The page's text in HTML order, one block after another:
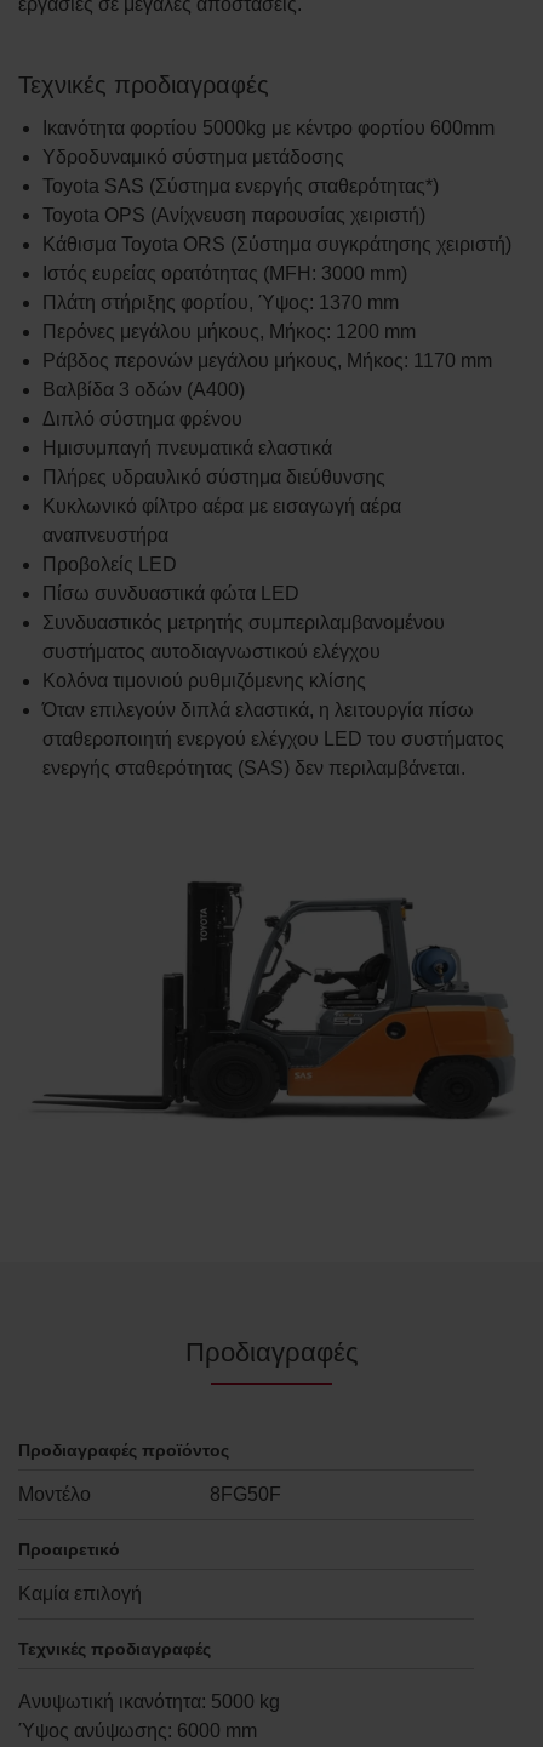
Τεχνικές προδιαγραφές
Ικανότητα φορτίου 5000kg με κέντρο φορτίου 600mm
Υδροδυναμικό σύστημα μετάδοσης
Toyota SAS (Σύστημα ενεργής σταθερότητας*)
Toyota OPS (Ανίχνευση παρουσίας χειριστή)
Κάθισμα Toyota ORS (Σύστημα συγκράτησης χειριστή)
Ιστός ευρείας ορατότητας (MFH: 3000 mm)
Πλάτη στήριξης φορτίου, Ύψος: 1370 mm
Περόνες μεγάλου μήκους, Μήκος: 1200 mm
Ράβδος περονών μεγάλου μήκους, Μήκος: 1170 mm
Βαλβίδα 3 οδών (A400)
Διπλό σύστημα φρένου
Ημισυμπαγή πνευματικά ελαστικά
Πλήρες υδραυλικό σύστημα διεύθυνσης
Κυκλωνικό φίλτρο αέρα με εισαγωγή αέρα
αναπνευστήρα
Προβολείς LED
Πίσω συνδυαστικά φώτα LED
Συνδυαστικός μετρητής συμπεριλαμβανομένου
συστήματος αυτοδιαγνωστικού ελέγχου
Κολόνα τιμονιού ρυθμιζόμενης κλίσης
Όταν επιλεγούν διπλά ελαστικά, η λειτουργία πίσω
σταθεροποιητή ενεργού ελέγχου LED του συστήματος
ενεργής σταθερότητας (SAS) δεν περιλαμβάνεται.
Προδιαγραφές
Προδιαγραφές προϊόντος
Μοντέλο 8FG50F
Προαιρετικό
Καμία επιλογή
Τεχνικές προδιαγραφές
Ανυψωτική ικανότητα: 5000 kg
Ύψος ανύψωσης: 6000 mm